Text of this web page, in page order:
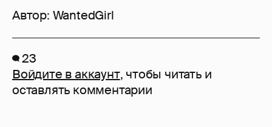
Автор: WantedGirl
23
Войдите в аккаунт, чтобы читать и
оставлять комментарии